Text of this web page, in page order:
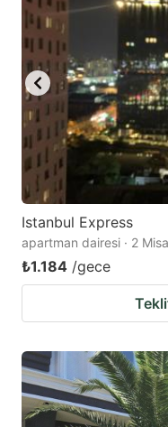
Istanbul Express
apartman dairesi · 2
₺1.184 /gece